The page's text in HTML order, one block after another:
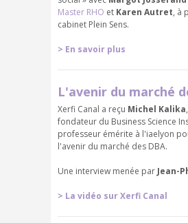
Master RHO et Karen Autret, à
cabinet Plein Sens.
> En savoir plus
L'avenir du marché
Xerfi Canal a reçu Michel Kalika
fondateur du Business Science
professeur émérite à l'iaelyon
l'avenir du marché des DBA.
Une interview menée par Jean-
> La vidéo sur Xerfi Canal